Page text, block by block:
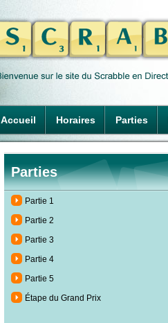
Accueil Horaires Parties
Parties
Partie 1
Partie 2
Partie 3
Partie 4
Partie 5
Étape du Grand Prix